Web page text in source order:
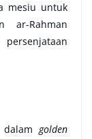
mesiu untuk
ar-Rahman
golden